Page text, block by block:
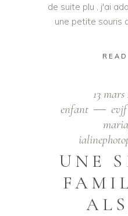
de suite plu , j'ai
une petite souris
13 mars
enfant
evjf
UNE